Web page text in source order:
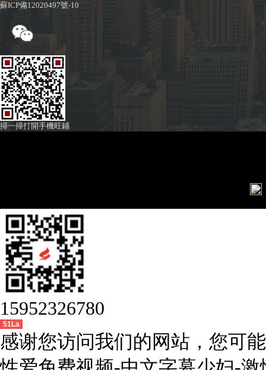
蘇ICP備12020497號-10
掃一掃打開手機旺鋪
15952326780
51La
感谢您访问我们的网站，您可